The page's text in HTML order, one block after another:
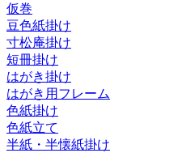
仮巻
豆色紙掛け
寸松庵掛け
短冊掛け
はがき掛け
はがき用フレーム
色紙掛け
色紙立て
半紙・半懐紙掛け